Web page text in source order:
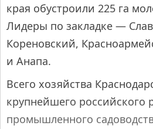
края обустроили 225 га
Лидеры по закладке —
Кореновский,
и Анапа.
Всего хозяйства
крупнейшего российского
промышленного